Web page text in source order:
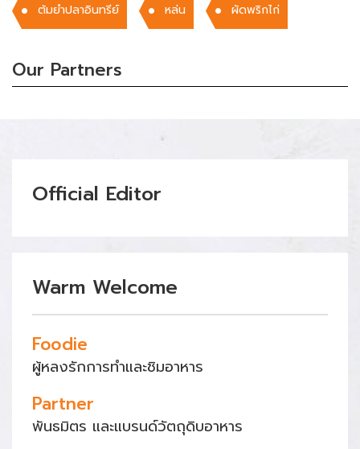
ต้มยำปลาอินทรีย์ หล่น ผัดพริกไก่
Our Partners
Official Editor
Warm Welcome
Foodie
ผู้หลงรักการทำและชิมอาหาร
Partner
พันธมิตร และแบรนด์วัตถุดิบอาหาร